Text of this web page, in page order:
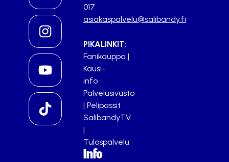
017
asiakaspalvelu@salibandy.fi
PIKALINKIT:
Fanikauppa |
Kausi-
info
Palvelusivusto
| Pelipassit
SalibandyTV
|
Tulospalvelu
Info